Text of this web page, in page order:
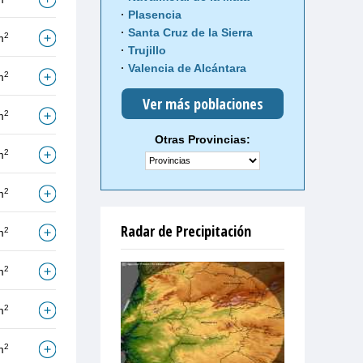
2
2
2
2
2
2
2
2
2
Plasencia
Santa Cruz de la Sierra
Trujillo
Valencia de Alcántara
Ver más poblaciones
Otras Provincias:
Radar de Precipitación